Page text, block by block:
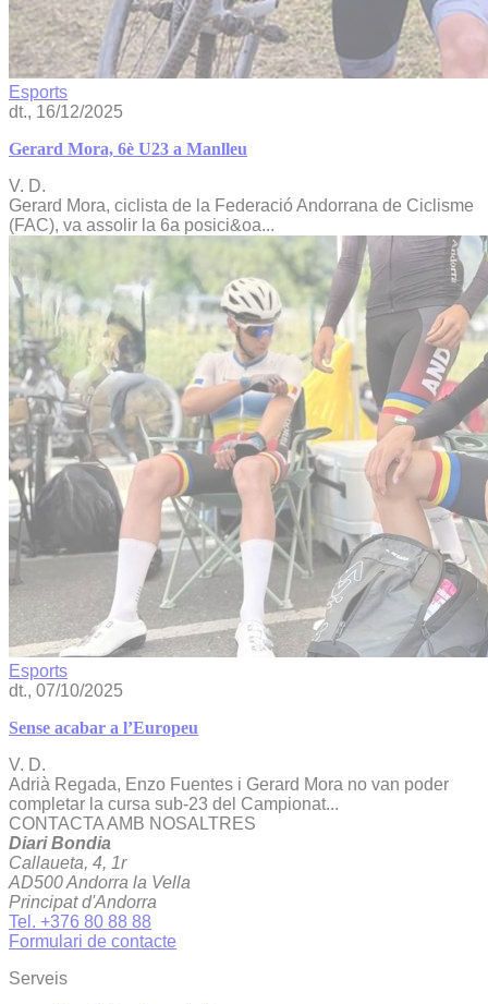
Esports
dt., 16/12/2025
Gerard Mora, 6è U23 a Manlleu
V. D.
Gerard Mora, ciclista de la Federació Andorrana de Ciclisme
(FAC), va assolir la 6a posici&oa...
Esports
dt., 07/10/2025
Sense acabar a l’Europeu
V. D.
Adrià Regada, Enzo Fuentes i Gerard Mora no van poder
completar la cursa sub-23 del Campionat...
CONTACTA AMB NOSALTRES
Diari Bondia
Callaueta, 4, 1r
AD500 Andorra la Vella
Principat d'Andorra
Tel. +376 80 88 88
Formulari de contacte
Serveis